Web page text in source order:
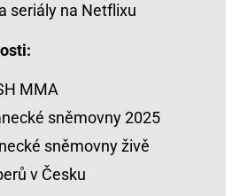
seriály na Netflixu
MMA
sněmovny 2025
sněmovny živě
v Česku